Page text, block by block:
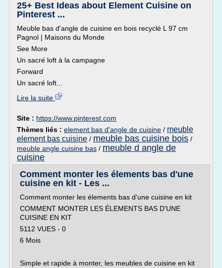
25+ Best Ideas about Element Cuisine on
Pinterest ...
Meuble bas d'angle de cuisine en bois recyclé L 97 cm
Pagnol | Maisons du Monde
See More
Un sacré loft à la campagne
Forward
Un sacré loft...
Lire la suite
Site : https://www.pinterest.com
Thèmes liés : element bas d'angle de cuisine / meuble
element bas cuisine / meuble bas cuisine bois /
meuble angle cuisine bas / meuble d angle de
cuisine
Comment monter les élements bas d'une
cuisine en kit - Les ...
Comment monter les élements bas d'une cuisine en kit
COMMENT MONTER LES ÉLEMENTS BAS D'UNE
CUISINE EN KIT
5112 VUES - 0
6 Mois
Simple et rapide à monter, les meubles de cuisine en kit